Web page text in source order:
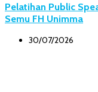
Pelatihan Public
Semu FH Unimma
30/07/2026